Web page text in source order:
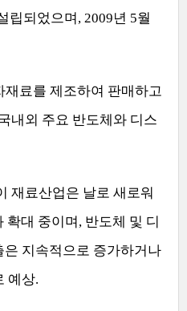
립되었으며 , 2009년 5월
재료를 제조하여 판매하고
내외 주요 반도체와 디스
재료산업은 날로 새로워
확대 중이며 , 반도체 및 디
지속적으로 증가하거나
예상.